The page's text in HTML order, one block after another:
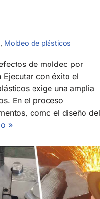
, Moldeo de plásticos
de moldeo por
con éxito el
exige una amplia
En el proceso
como el diseño del
»